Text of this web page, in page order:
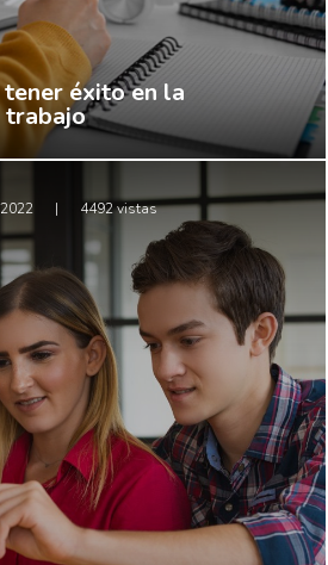
éxito en la
trabajo
| 4492 vistas